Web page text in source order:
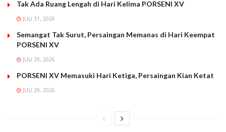
Tak Ada Ruang Lengah di Hari Kelima PORSENI XV
JULI 31, 2026
Semangat Tak Surut, Persaingan Memanas di Hari Keempat
PORSENI XV
JULI 29, 2026
PORSENI XV Memasuki Hari Ketiga, Persaingan Kian Ketat
JULI 29, 2026